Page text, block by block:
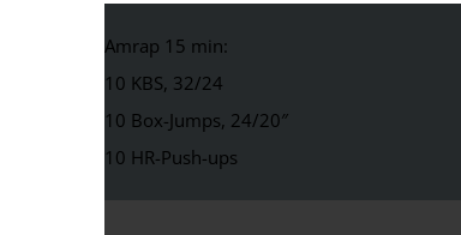
Amrap 15 min:
10 KBS, 32/24
10 Box-Jumps, 24/20″
10 HR-Push-ups